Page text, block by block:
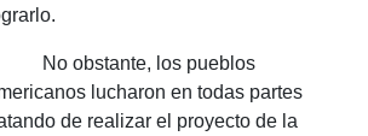
No obstante, los pueblos
lucharon en todas partes
de realizar el proyecto de la